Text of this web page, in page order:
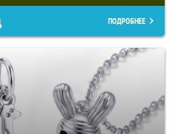
ПОДРОБНЕЕ